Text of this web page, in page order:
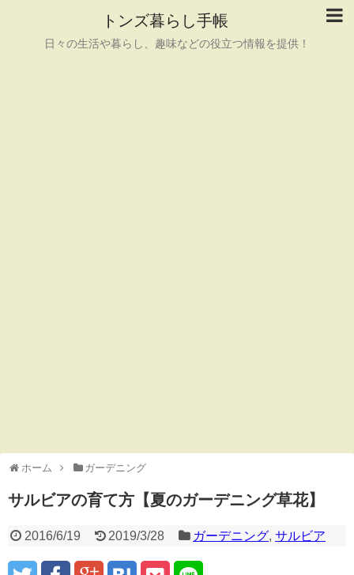
トンズ暮らし手帳
日々の生活や暮らし、趣味などの役立つ情報を提供！
ホーム ガーデニング
サルビアの育て方【夏のガーデニング草花】
2016/6/19 2019/3/28 ガーデニング,サルビア